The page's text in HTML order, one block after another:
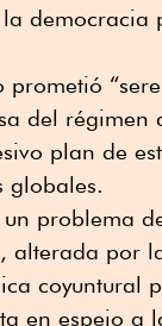
democracia
del régimen
plan de
globales.
problema
por
coyuntural
en espejo a